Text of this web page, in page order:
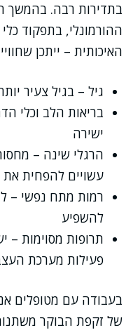
בתדירות רבה. בהמשך
ההורמונלי, בתפקוד
האיכותית – ייתכן
גיל – בגיל צעיר
בריאות הלב וכלי
ישירה
הרגלי שינה –
עשויים להפחית
רמות מתח נפשי –
להשפיע
תרופות מסוימות –
פעילות מערכת
בעבודה עם מטופלים
של זקפת הבוקר